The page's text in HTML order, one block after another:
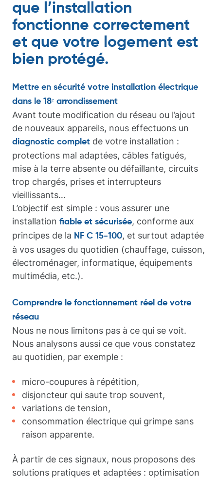
que l’installation
fonctionne correctement
et que votre logement est
bien protégé.
Mettre en sécurité votre installation électrique
dans le 18ᵉ arrondissement
Avant toute modification du réseau ou l’ajout
de nouveaux appareils, nous effectuons un
diagnostic complet de votre installation :
protections mal adaptées, câbles fatigués,
mise à la terre absente ou défaillante, circuits
trop chargés, prises et interrupteurs
vieillissants…
L’objectif est simple : vous assurer une
installation fiable et sécurisée, conforme aux
principes de la NF C 15-100, et surtout adaptée
à vos usages du quotidien (chauffage, cuisson,
électroménager, informatique, équipements
multimédia, etc.).
Comprendre le fonctionnement réel de votre
réseau
Nous ne nous limitons pas à ce qui se voit.
Nous analysons aussi ce que vous constatez
au quotidien, par exemple :
micro-coupures à répétition,
disjoncteur qui saute trop souvent,
variations de tension,
consommation électrique qui grimpe sans
raison apparente.
À partir de ces signaux, nous proposons des
solutions pratiques et adaptées : optimisation